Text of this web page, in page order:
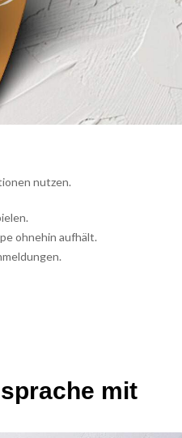
nutzen.
ohnehin aufhält.
mit